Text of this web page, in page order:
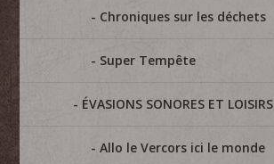
Chroniques sur les déchets
Super Tempête
ÉVASIONS SONORES ET LOISIRS
Allo le Vercors ici le monde